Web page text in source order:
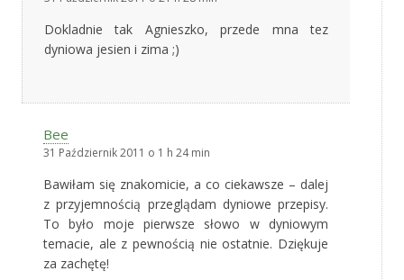
Dokladnie tak Agnieszko, przede mna tez
dyniowa jesien i zima ;)
Bee
31 Październik 2011 o 1 h 24 min
Bawiłam się znakomicie, a co ciekawsze – dalej
z przyjemnością przeglądam dyniowe przepisy.
To było moje pierwsze słowo w dyniowym
temacie, ale z pewnością nie ostatnie. Dziękuje
za zachętę!